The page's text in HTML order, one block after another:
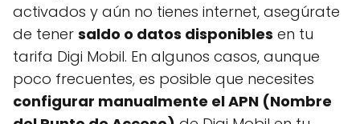
activados y aún no tienes internet, asegúrate
de tener saldo o datos disponibles en tu
tarifa Digi Mobil. En algunos casos, aunque
poco frecuentes, es posible que necesites
configurar manualmente el APN (Nombre